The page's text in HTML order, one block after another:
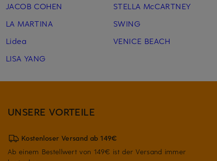
JACOB COHEN
LA MARTINA
Lidea
LISA YANG
STELLA McCARTNEY
SWING
VENICE BEACH
UNSERE VORTEILE
Kostenloser Versand ab 149€
Ab einem Bestellwert von 149€ ist der Versand immer